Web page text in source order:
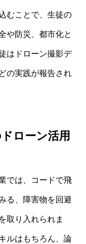
むことで、生徒の
や防災、都市化と
はドローン撮影デ
の実践が報告され
ローン活用
では、コードで飛
る、障害物を回避
取り入れられま
ルはもちろん、論